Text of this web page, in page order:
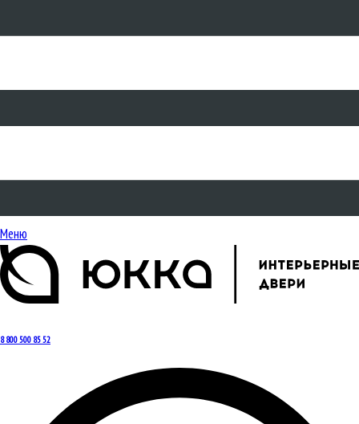
Меню
8 800 500 85 52